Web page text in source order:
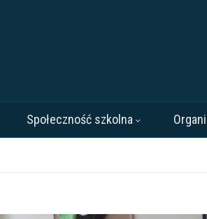
Społeczność szkolna